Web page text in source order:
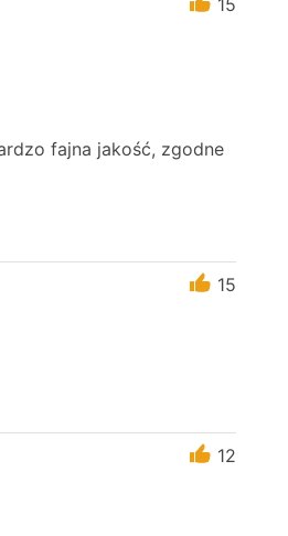
15
fajna jakość, zgodne
15
12